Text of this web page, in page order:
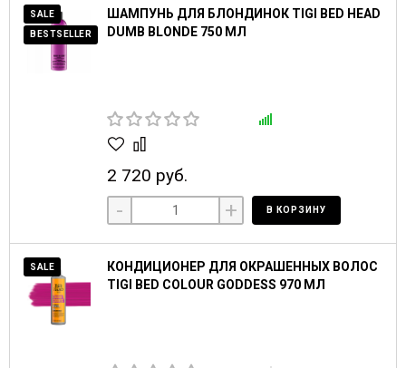
SALE
BESTSELLER
ШАМПУНЬ ДЛЯ БЛОНДИНОК TIGI BED HEAD
DUMB BLONDE 750 МЛ
2 720 руб.
- + В КОРЗИНУ
SALE
КОНДИЦИОНЕР ДЛЯ ОКРАШЕННЫХ ВОЛОС
TIGI BED COLOUR GODDESS 970 МЛ